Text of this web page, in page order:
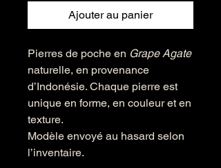
Ajouter au panier
Pierres de poche en Grape Agate
naturelle, en provenance
d’Indonésie. Chaque pierre est
unique en forme, en couleur et en
texture.
Modèle envoyé au hasard selon
l’inventaire.